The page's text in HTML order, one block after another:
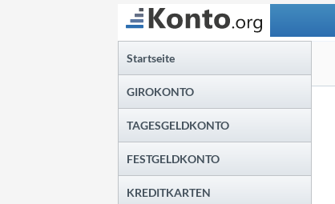
Suchen
Startseite
GIROKONTO
TAGESGELDKONTO
FESTGELDKONTO
KREDITKARTEN